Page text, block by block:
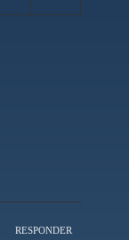
RESPONDER